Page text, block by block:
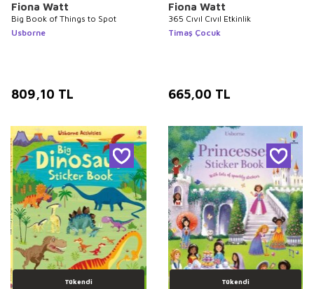
Fiona Watt
Big Book of Things to Spot
Usborne
809,10 TL
Fiona Watt
365 Cıvıl Cıvıl Etkinlik
Timaş Çocuk
665,00 TL
Tükendi Tükendi